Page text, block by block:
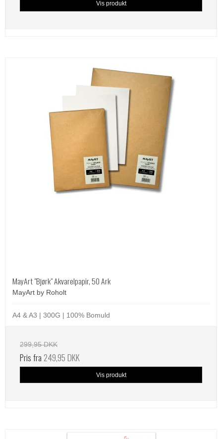
Vis produkt
MayArt "Bjørk" Akvarelpapir, 50 Ark
MayArt by Roholt
A4 & A3 | 300G | 100% Bomuld
299,95 DKK
Pris fra249,95 DKK
Vis produkt